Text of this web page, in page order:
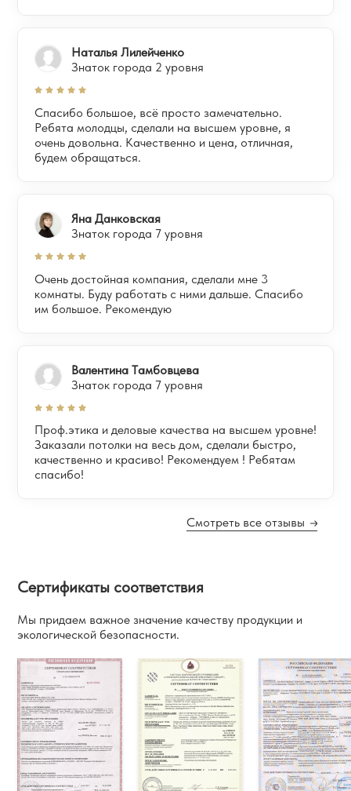
Наталья Лилейченко
Знаток города 2 уровня
Спасибо большое, всё просто замечательно.
Ребята молодцы, сделали на высшем уровне, я
очень довольна. Качественно и цена, отличная,
будем обращаться.
Яна Данковская
Знаток города 7 уровня
Очень достойная компания, сделали мне 3
комнаты. Буду работать с ними дальше. Спасибо
им большое. Рекомендую
Валентина Тамбовцева
Знаток города 7 уровня
Проф.этика и деловые качества на высшем уровне!
Заказали потолки на весь дом, сделали быстро,
качественно и красиво! Рекомендуем ! Ребятам
спасибо!
Смотреть все отзывы
Сертификаты соответствия
Мы придаем важное значение качеству продукции и
экологической безопасности.